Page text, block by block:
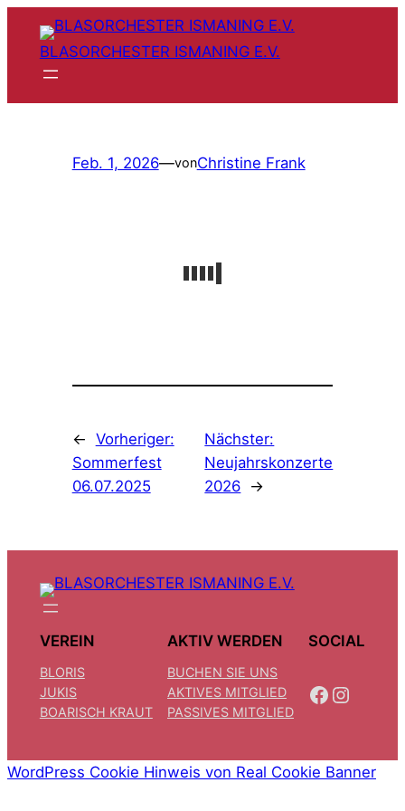
Inhalt
springen
BLASORCHESTER ISMANING E.V.
Feb. 1, 2026—vonChristine Frank
← Vorheriger:
Sommerfest
06.07.2025
Nächster:
Neujahrskonzerte
2026 →
VEREIN
BLORIS
JUKIS
BOARISCH KRAUT
AKTIV WERDEN
BUCHEN SIE UNS
AKTIVES MITGLIED
PASSIVES MITGLIED
SOCIAL
FACEBOOK INSTAGRAM
WordPress Cookie Hinweis von Real Cookie Banner